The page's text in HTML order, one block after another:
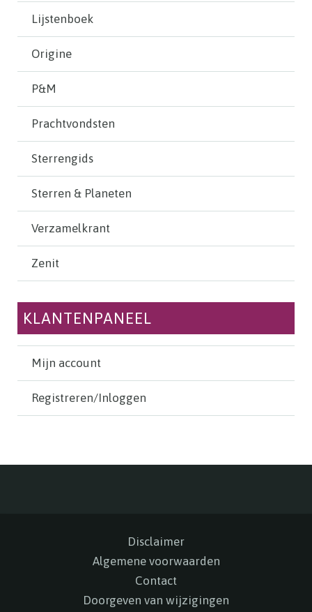
Lijstenboek
Origine
P&M
Prachtvondsten
Sterrengids
Sterren & Planeten
Verzamelkrant
Zenit
KLANTENPANEEL
Mijn account
Registreren/Inloggen
Disclaimer
Algemene voorwaarden
Contact
Doorgeven van wijzigingen